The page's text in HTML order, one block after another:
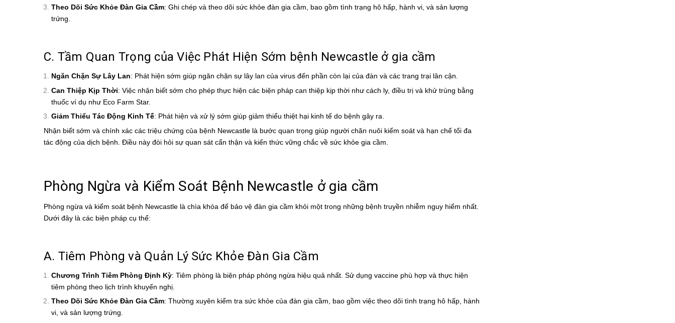
Theo Dõi Sức Khỏe Đàn Gia Cầm: Ghi chép và theo dõi sức khỏe đàn gia cầm, bao gồm tình trạng hô hấp, hành vi, và sản lượng
trứng.
C. Tầm Quan Trọng của Việc Phát Hiện Sớm bệnh Newcastle ở gia cầm
Ngăn Chặn Sự Lây Lan: Phát hiện sớm giúp ngăn chặn sự lây lan của virus đến phần còn lại của đàn và các trang trại lân cận.
Can Thiệp Kịp Thời: Việc nhận biết sớm cho phép thực hiện các biện pháp can thiệp kịp thời như cách ly, điều trị và khử trùng bằng
thuốc ví dụ như Eco Farm Star.
Giảm Thiểu Tác Động Kinh Tế: Phát hiện và xử lý sớm giúp giảm thiểu thiệt hại kinh tế do bệnh gây ra.
Nhận biết sớm và chính xác các triệu chứng của bệnh Newcastle là bước quan trọng giúp người chăn nuôi kiểm soát và hạn chế tối đa
tác động của dịch bệnh. Điều này đòi hỏi sự quan sát cẩn thận và kiến thức vững chắc về sức khỏe gia cầm.
Phòng Ngừa và Kiểm Soát Bệnh Newcastle ở gia cầm
Phòng ngừa và kiểm soát bệnh Newcastle là chìa khóa để bảo vệ đàn gia cầm khỏi một trong những bệnh truyền nhiễm nguy hiểm nhất.
Dưới đây là các biện pháp cụ thể:
A. Tiêm Phòng và Quản Lý Sức Khỏe Đàn Gia Cầm
Chương Trình Tiêm Phòng Định Kỳ: Tiêm phòng là biện pháp phòng ngừa hiệu quả nhất. Sử dụng vaccine phù hợp và thực hiện
tiêm phòng theo lịch trình khuyến nghị.
Theo Dõi Sức Khỏe Đàn Gia Cầm: Thường xuyên kiểm tra sức khỏe của đàn gia cầm, bao gồm việc theo dõi tình trạng hô hấp, hành
vi, và sản lượng trứng.